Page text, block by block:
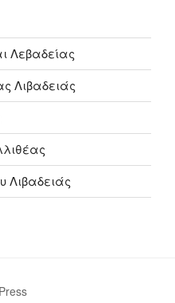
Λεβαδείας
Λιβαδειάς
Λιβαδειάς